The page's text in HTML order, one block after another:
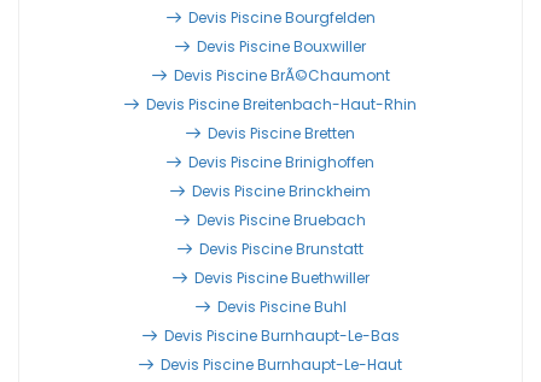
Devis Piscine Bourgfelden
Devis Piscine Bouxwiller
Devis Piscine BrÃ©chaumont
Devis Piscine Breitenbach-Haut-Rhin
Devis Piscine Bretten
Devis Piscine Brinighoffen
Devis Piscine Brinckheim
Devis Piscine Bruebach
Devis Piscine Brunstatt
Devis Piscine Buethwiller
Devis Piscine Buhl
Devis Piscine Burnhaupt-Le-Bas
Devis Piscine Burnhaupt-Le-Haut